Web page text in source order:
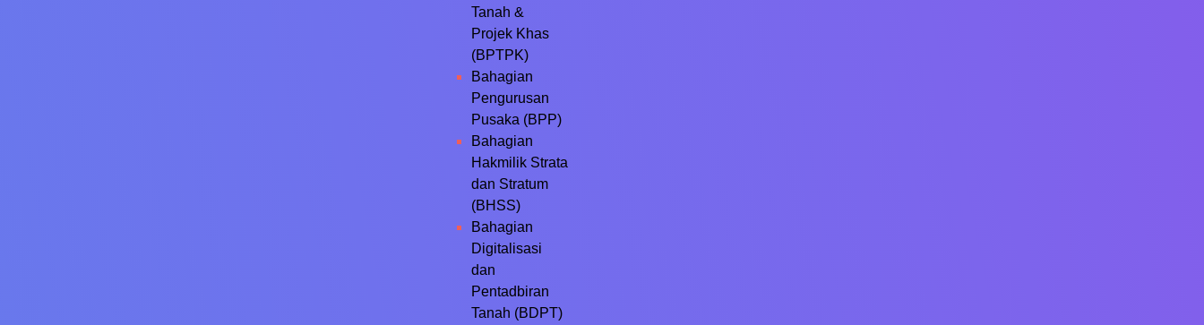
Tanah &
Projek Khas
(BPTPK)
Bahagian
Pengurusan
Pusaka (BPP)
Bahagian
Hakmilik Strata
dan Stratum
(BHSS)
Bahagian
Digitalisasi
dan
Pentadbiran
Tanah (BDPT)